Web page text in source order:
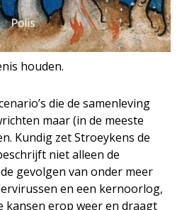
houden.
die de samenleving
maar (in de meeste
Kundig zet Stroeykens de
niet alleen de
gevolgen van onder meer
en een kernoorlog,
kansen erop weer en draagt